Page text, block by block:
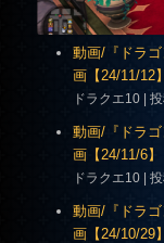
動画/『ドラ
画【24/11/12】
ドラクエ10
動画/『ドラ
画【24/11/6】
ドラクエ10
動画/『ドラ
画【24/10/29】